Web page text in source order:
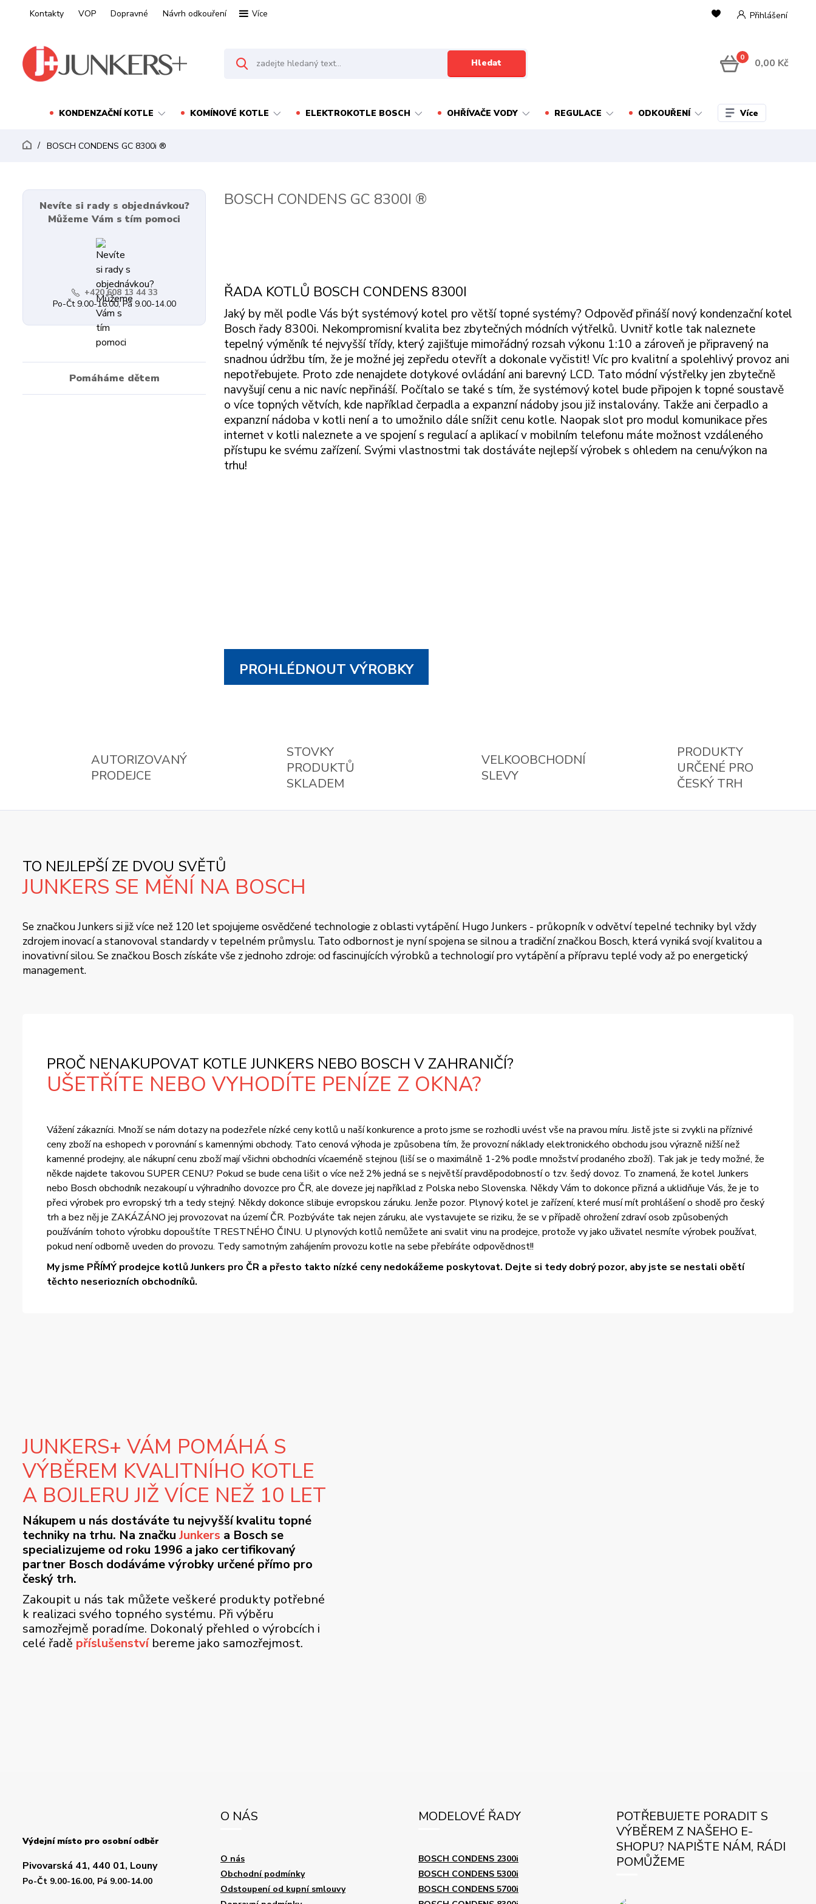
Kontakty VOP Dopravné Návrh odkouření Více Přihlášení
Hledat 0 0,00 Kč
KONDENZAČNÍ KOTLE KOMÍNOVÉ KOTLE ELEKTROKOTLE BOSCH OHŘÍVAČE VODY REGULACE ODKOUŘENÍ Více
BOSCH CONDENS GC 8300i ®
BOSCH CONDENS GC 8300I ®
ŘADA KOTLŮ BOSCH CONDENS 8300I
Jaký by měl podle Vás být systémový kotel pro větší topné systémy? Odpověď přináší nový kondenzační kotel
Bosch řady 8300i. Nekompromisní kvalita bez zbytečných módních výtřelků. Uvnitř kotle tak naleznete
tepelný výměník té nejvyšší třídy, který zajišťuje mimořádný rozsah výkonu 1:10 a zároveň je připravený na
snadnou údržbu tím, že je možné jej zepředu otevřít a dokonale vyčistit! Víc pro kvalitní a spolehlivý provoz ani
nepotřebujete. Proto zde nenajdete dotykové ovládání ani barevný LCD. Tato módní výstřelky jen zbytečně
navyšují cenu a nic navíc nepřináší. Počítalo se také s tím, že systémový kotel bude připojen k topné soustavě
o více topných větvích, kde například čerpadla a expanzní nádoby jsou již instalovány. Takže ani čerpadlo a
expanzní nádoba v kotli není a to umožnilo dále snížit cenu kotle. Naopak slot pro modul komunikace přes
internet v kotli naleznete a ve spojení s regulací a aplikací v mobilním telefonu máte možnost vzdáleného
přístupu ke svému zařízení. Svými vlastnostmi tak dostáváte nejlepší výrobek s ohledem na cenu/výkon na
trhu!
PROHLÉDNOUT VÝROBKY
Nevíte si rady s objednávkou?
Můžeme Vám s tím pomoci
+420 608 13 44 33
Po-Čt 9.00-16.00, Pá 9.00-14.00
Pomáháme dětem
AUTORIZOVANÝ
PRODEJCE
STOVKY
PRODUKTŮ
SKLADEM
VELKOOBCHODNÍ
SLEVY
PRODUKTY
URČENÉ PRO
ČESKÝ TRH
TO NEJLEPŠÍ ZE DVOU SVĚTŮ
JUNKERS SE MĚNÍ NA BOSCH
Se značkou Junkers si již více než 120 let spojujeme osvědčené technologie z oblasti vytápění. Hugo Junkers - průkopník v odvětví tepelné techniky byl vždy
zdrojem inovací a stanovoval standardy v tepelném průmyslu. Tato odbornost je nyní spojena se silnou a tradiční značkou Bosch, která vyniká svojí kvalitou a
inovativní silou. Se značkou Bosch získáte vše z jednoho zdroje: od fascinujících výrobků a technologií pro vytápění a přípravu teplé vody až po energetický
management.
PROČ NENAKUPOVAT KOTLE JUNKERS NEBO BOSCH V ZAHRANIČÍ?
UŠETŘÍTE NEBO VYHODÍTE PENÍZE Z OKNA?
Vážení zákazníci. Množí se nám dotazy na podezřele nízké ceny kotlů u naší konkurence a proto jsme se rozhodli uvést vše na pravou míru. Jistě jste si zvykli na příznivé
ceny zboží na eshopech v porovnání s kamennými obchody. Tato cenová výhoda je způsobena tím, že provozní náklady elektronického obchodu jsou výrazně nižší než
kamenné prodejny, ale nákupní cenu zboží mají všichni obchodníci vícaeméně stejnou (liší se o maximálně 1-2% podle množství prodaného zboží). Tak jak je tedy možné, že
někde najdete takovou SUPER CENU? Pokud se bude cena lišit o více než 2% jedná se s největší pravděpodobností o tzv. šedý dovoz. To znamená, že kotel Junkers
nebo Bosch obchodník nezakoupí u výhradního dovozce pro ČR, ale doveze jej například z Polska nebo Slovenska. Někdy Vám to dokonce přizná a uklidňuje Vás, že je to
přeci výrobek pro evropský trh a tedy stejný. Někdy dokonce slibuje evropskou záruku. Jenže pozor. Plynový kotel je zařízení, které musí mít prohlášení o shodě pro český
trh a bez něj je ZAKÁZÁNO jej provozovat na území ČR. Pozbýváte tak nejen záruku, ale vystavujete se riziku, že se v případě ohrožení zdraví osob způsobených
používáním tohoto výrobku dopouštíte TRESTNÉHO ČINU. U plynových kotlů nemůžete ani svalit vinu na prodejce, protože vy jako uživatel nesmíte výrobek používat,
pokud není odborně uveden do provozu. Tedy samotným zahájením provozu kotle na sebe přebíráte odpovědnost!!
My jsme PŘÍMÝ prodejce kotlů Junkers pro ČR a přesto takto nízké ceny nedokážeme poskytovat. Dejte si tedy dobrý pozor, aby jste se nestali obětí
těchto neseriozních obchodníků.
JUNKERS+ VÁM POMÁHÁ S
VÝBĚREM KVALITNÍHO KOTLE
A BOJLERU JIŽ VÍCE NEŽ 10 LET
Nákupem u nás dostáváte tu nejvyšší kvalitu topné
techniky na trhu. Na značkuJunkers a Bosch se
specializujeme od roku 1996 a jako certifikovaný
partner Bosch dodáváme výrobky určené přímo pro
český trh.
Zakoupit u nás tak můžete veškeré produkty potřebné
k realizaci svého topného systému. Při výběru
samozřejmě poradíme. Dokonalý přehled o výrobcích i
celé řadě příslušenstvíbereme jako samozřejmost.
Výdejní místo pro osobní odběr
Pivovarská 41, 440 01, Louny
Po-Čt 9.00-16.00, Pá 9.00-14.00
O NÁS
O nás
Obchodní podmínky
Odstoupení od kupní smlouvy
MODELOVÉ ŘADY
BOSCH CONDENS 2300i
BOSCH CONDENS 5300i
BOSCH CONDENS 5700i
POTŘEBUJETE PORADIT S
VÝBĚREM Z NAŠEHO E-
SHOPU? NAPIŠTE NÁM, RÁDI
POMŮŽEME